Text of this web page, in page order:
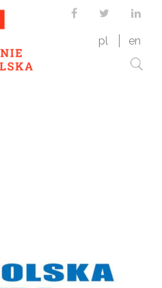
FacebookTwitter
pl en